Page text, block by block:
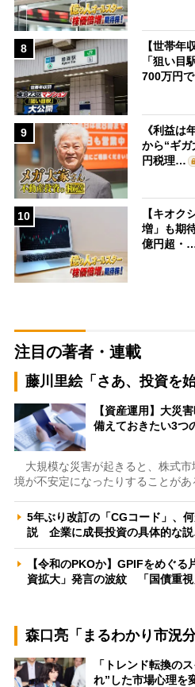
8
【世帯年
「狙い目
700万円
9
《利益は
から“ギ
円税理…
10
【キオク
増」も期
億円超・
注目の著者・連載
藤川里絵「さあ、投資を
【資産運用】大災
備えておきたい3つ
大規模な災害が起きると、株式市
境が不安定になったりすることがあ
5年ぶり改訂の「CGコード」、
説 企業に成長投資の具体的な
【令和のPKOか】GPIFをめぐ
資拡大」発言の波紋 「国債重
森口亮「まるわかり市況分
「トレンド転換の
れ”した市場心理を